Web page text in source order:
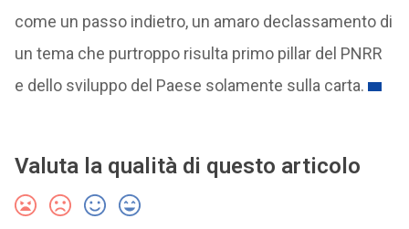
come un passo indietro, un amaro declassamento di
un tema che purtroppo risulta primo pillar del PNRR
e dello sviluppo del Paese solamente sulla carta.
Valuta la qualità di questo articolo